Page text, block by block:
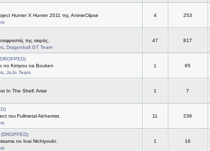
Hunter X Hunter 2011 της AnimeClipse
4 253
της σειράς.
, Dragonball GT Team
47 817
no Kimyou na Bouken
, JoJo Team
1 65
In The Shell: Arise
1 7
του Fullmetal Alchemist.
11 236
no Inai Nichiyoubi.
1 16